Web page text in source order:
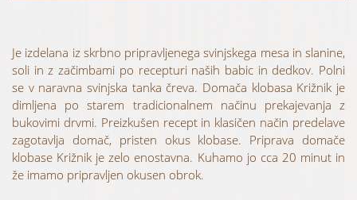
Je izdelana iz skrbno pripravljenega svinjskega mesa in slanine,
soli in z začimbami po recepturi naših babic in dedkov. Polni
se v naravna svinjska tanka čreva. Domača klobasa Križnik je
dimljena po starem tradicionalnem načinu prekajevanja z
bukovimi drvmi. Preizkušen recept in klasičen način predelave
zagotavlja domač, pristen okus klobase. Priprava domače
klobase Križnik je zelo enostavna. Kuhamo jo cca 20 minut in
že imamo pripravljen okusen obrok.